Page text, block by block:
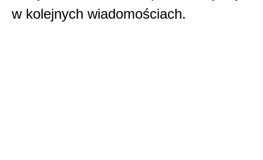
w kolejnych wiadomościach.